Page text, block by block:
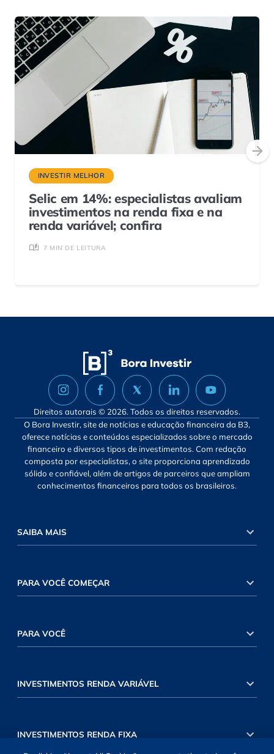
INVESTIR MELHOR
Selic em 14%: especialistas avaliam
investimentos na renda fixa e na
renda variável; confira
7 MIN DE LEITURA
Direitos autorais © 2026. Todos os direitos reservados.
O Bora Investir, site de notícias e educação financeira da B3,
oferece notícias e conteúdos especializados sobre o mercado
financeiro e diversos tipos de investimentos. Com redação
composta por especialistas, o site proporciona aprendizado
sólido e confiável, além de artigos de parceiros que ampliam
conhecimentos financeiros para todos os brasileiros.
SAIBA MAIS
PARA VOCÊ COMEÇAR
PARA VOCÊ
INVESTIMENTOS RENDA VARIÁVEL
INVESTIMENTOS RENDA FIXA